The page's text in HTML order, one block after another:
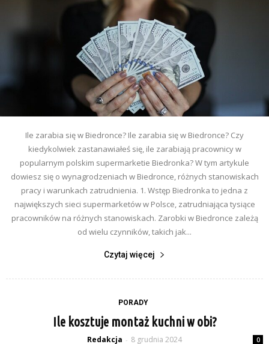
Ile zarabia się w Biedronce? Ile zarabia się w Biedronce? Czy
kiedykolwiek zastanawiałeś się, ile zarabiają pracownicy w
popularnym polskim supermarketie Biedronka? W tym artykule
dowiesz się o wynagrodzeniach w Biedronce, różnych stanowiskach
pracy i warunkach zatrudnienia. 1. Wstęp Biedronka to jedna z
największych sieci supermarketów w Polsce, zatrudniająca tysiące
pracowników na różnych stanowiskach. Zarobki w Biedronce zależą
od wielu czynników, takich jak...
Czytaj więcej
PORADY
Ile kosztuje montaż kuchni w obi?
Redakcja - 8 grudnia 2024 0